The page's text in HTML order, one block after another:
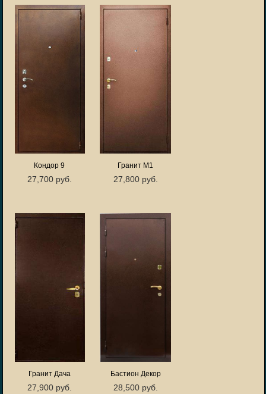
Кондор 9
27,700 руб.
Гранит М1
27,800 руб.
Гранит Дача
27,900 руб.
Бастион Декор
28,500 руб.